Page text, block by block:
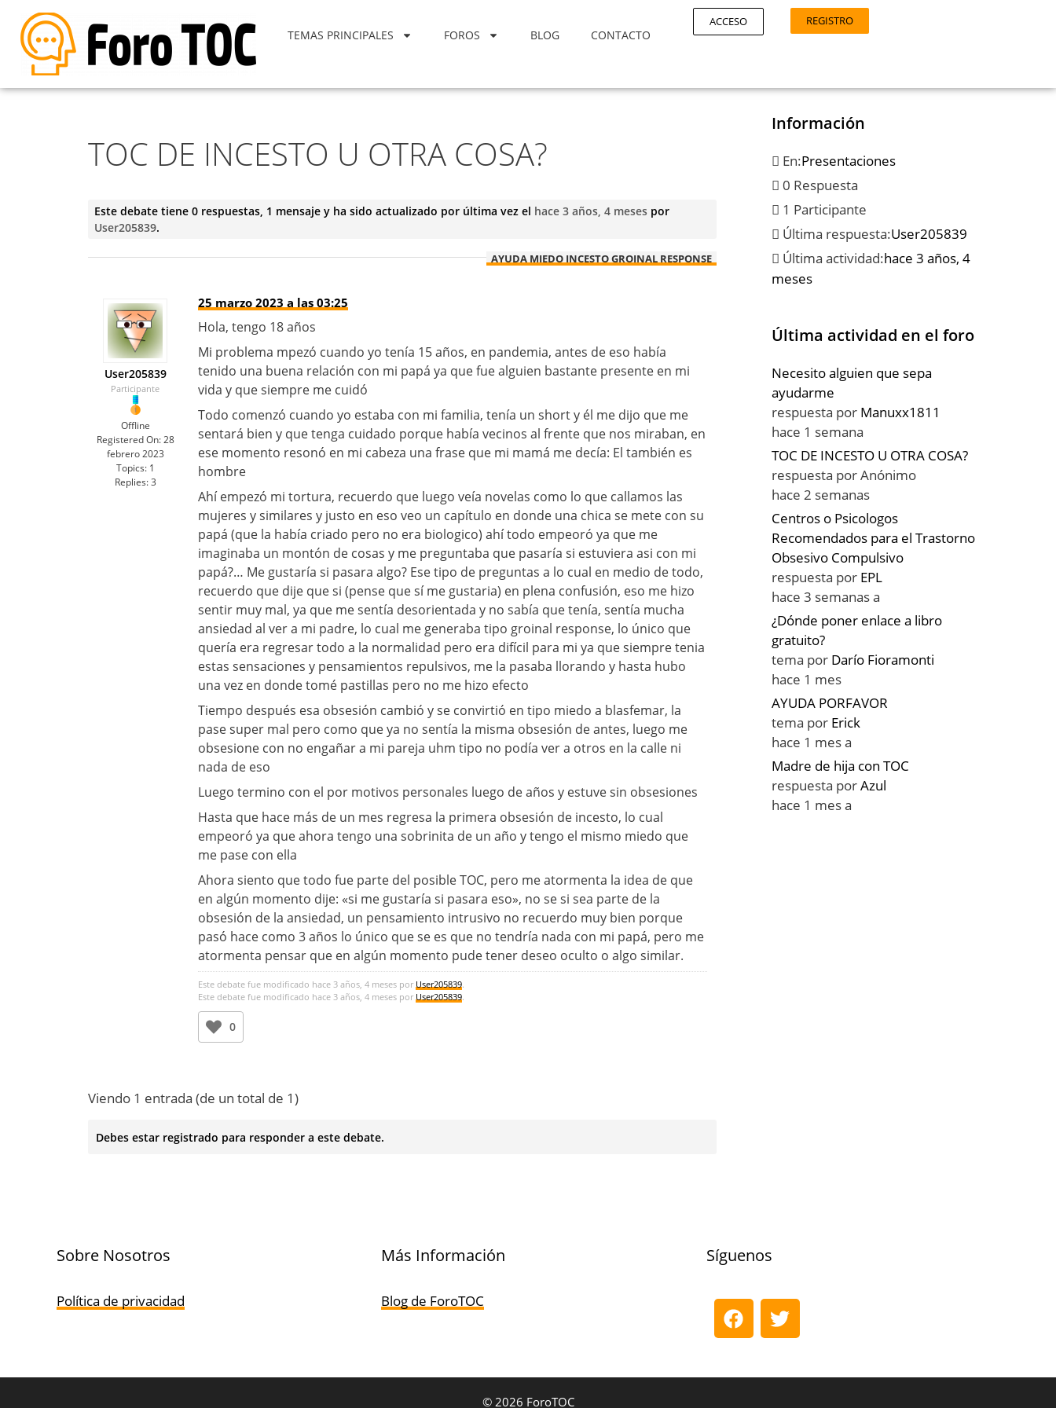
TEMAS PRINCIPALES FOROS BLOG CONTACTO
ACCESO REGISTRO
TOC DE INCESTO U OTRA COSA?
Este debate tiene 0 respuestas, 1 mensaje y ha sido actualizado por última vez el hace 3 años, 4 meses por
User205839.
AYUDA MIEDO INCESTO GROINAL RESPONSE
User205839
Participante
Offline
Registered On: 28
febrero 2023
Topics: 1
Replies: 3
25 marzo 2023 a las 03:25
Hola, tengo 18 años
Mi problema mpezó cuando yo tenía 15 años, en pandemia, antes de eso había
tenido una buena relación con mi papá ya que fue alguien bastante presente en mi
vida y que siempre me cuidó
Todo comenzó cuando yo estaba con mi familia, tenía un short y él me dijo que me
sentará bien y que tenga cuidado porque había vecinos al frente que nos miraban, en
ese momento resonó en mi cabeza una frase que mi mamá me decía: El también es
hombre
Ahí empezó mi tortura, recuerdo que luego veía novelas como lo que callamos las
mujeres y similares y justo en eso veo un capítulo en donde una chica se mete con su
papá (que la había criado pero no era biologico) ahí todo empeoró ya que me
imaginaba un montón de cosas y me preguntaba que pasaría si estuviera asi con mi
papá?… Me gustaría si pasara algo? Ese tipo de preguntas a lo cual en medio de todo,
recuerdo que dije que si (pense que sí me gustaria) en plena confusión, eso me hizo
sentir muy mal, ya que me sentía desorientada y no sabía que tenía, sentía mucha
ansiedad al ver a mi padre, lo cual me generaba tipo groinal response, lo único que
quería era regresar todo a la normalidad pero era difícil para mi ya que siempre tenia
estas sensaciones y pensamientos repulsivos, me la pasaba llorando y hasta hubo
una vez en donde tomé pastillas pero no me hizo efecto
Tiempo después esa obsesión cambió y se convirtió en tipo miedo a blasfemar, la
pase super mal pero como que ya no sentía la misma obsesión de antes, luego me
obsesione con no engañar a mi pareja uhm tipo no podía ver a otros en la calle ni
nada de eso
Luego termino con el por motivos personales luego de años y estuve sin obsesiones
Hasta que hace más de un mes regresa la primera obsesión de incesto, lo cual
empeoró ya que ahora tengo una sobrinita de un año y tengo el mismo miedo que
me pase con ella
Ahora siento que todo fue parte del posible TOC, pero me atormenta la idea de que
en algún momento dije: «si me gustaría si pasara eso», no se si sea parte de la
obsesión de la ansiedad, un pensamiento intrusivo no recuerdo muy bien porque
pasó hace como 3 años lo único que se es que no tendría nada con mi papá, pero me
atormenta pensar que en algún momento pude tener deseo oculto o algo similar.
Este debate fue modificado hace 3 años, 4 meses por User205839.
Este debate fue modificado hace 3 años, 4 meses por User205839.
0
Viendo 1 entrada (de un total de 1)
Debes estar registrado para responder a este debate.
Información
En:Presentaciones
0 Respuesta
1 Participante
Última respuesta:User205839
Última actividad:hace 3 años, 4
meses
Última actividad en el foro
Necesito alguien que sepa
ayudarme
respuesta por Manuxx1811
hace 1 semana
TOC DE INCESTO U OTRA COSA?
respuesta porAnónimo
hace 2 semanas
Centros o Psicologos
Recomendados para el Trastorno
Obsesivo Compulsivo
respuesta por EPL
hace 3 semanas a
¿Dónde poner enlace a libro
gratuito?
tema por Darío Fioramonti
hace 1 mes
AYUDA PORFAVOR
tema por Erick
hace 1 mes a
Madre de hija con TOC
respuesta porAzul
hace 1 mes a
Sobre Nosotros
Política de privacidad
Más Información
Blog de ForoTOC
Síguenos
© 2026 ForoTOC